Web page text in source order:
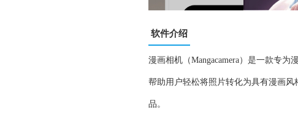
软件介绍
漫画相机（Mangacamera）是一款专
帮助用户轻松将照片转化为具有漫画
品。